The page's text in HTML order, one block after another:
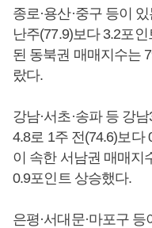
종로·용산·중구 등이
난주(77.9)보다 3.2포
된 동북권 매매지수는
랐다.
강남·서초·송파 등 강
4.8로 1주 전(74.6)보다
이 속한 서남권 매매지
0.9포인트 상승했다.
은평·서대문·마포구